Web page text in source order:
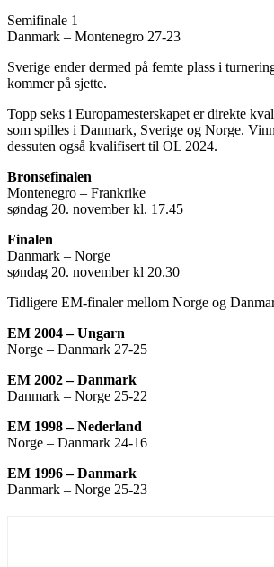
Semifinale 1
Danmark – Montenegro 27-23
Sverige ender dermed på femte plass i
kommer på sjette.
Topp seks i Europamesterskapet er direkte
som spilles i Danmark, Sverige og Norge.
dessuten også kvalifisert til OL 2024.
Bronsefinalen
Montenegro – Frankrike
søndag 20. november kl. 17.45
Finalen
Danmark – Norge
søndag 20. november kl 20.30
Tidligere EM-finaler mellom Norge og
EM 2004 – Ungarn
Norge – Danmark 27-25
EM 2002 – Danmark
Danmark – Norge 25-22
EM 1998 – Nederland
Norge – Danmark 24-16
EM 1996 – Danmark
Danmark – Norge 25-23